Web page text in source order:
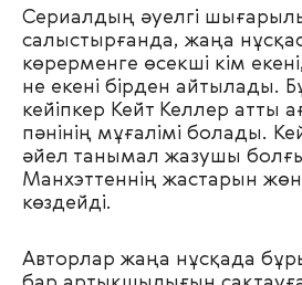
Сериалдың әуелгі
салыстырғанда, жаңа
көрерменге өсекші кім
не екені бірден айтылады.
кейіпкер Кейт Келлер атты
пәнінің мұғалімі болады.
әйел танымал жазушы
Манхэттеннің жастарын
көздейді.
Авторлар жаңа нұсқада